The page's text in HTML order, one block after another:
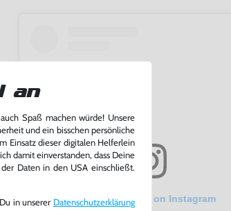
View this post on Instagram
an
Spaß machen würde! Unsere
und ein bisschen persönliche
Einsatz dieser digitalen Helferlein
damit einverstanden, dass Deine
Daten in den USA einschließt.
in unserer Daten­schutz­erklärung